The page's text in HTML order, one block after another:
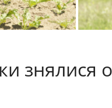
знялися